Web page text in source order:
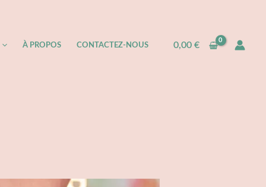
À PROPOS​ CONTACTEZ-NOUS 0,00 €